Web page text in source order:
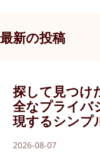
最新の投稿
探して見つけ
全なプライバ
現するシンプ
2026-08-07